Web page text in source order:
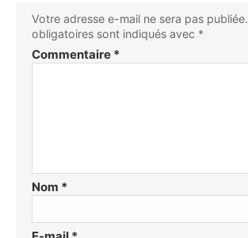
Votre adresse e-mail ne sera pas publiée.
obligatoires sont indiqués avec *
Commentaire *
Nom *